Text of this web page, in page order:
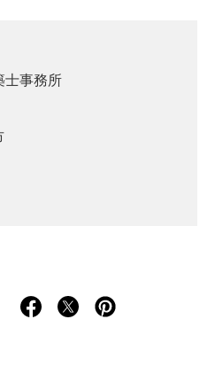
事務所